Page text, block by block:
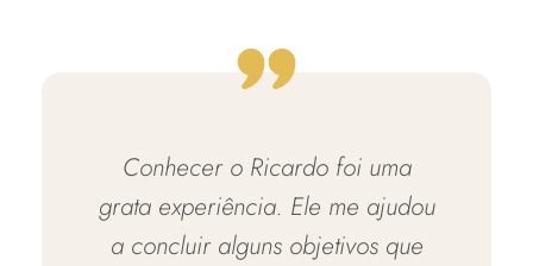
Conhecer o Ricardo foi uma
grata experiência. Ele me ajudou
a concluir alguns objetivos que